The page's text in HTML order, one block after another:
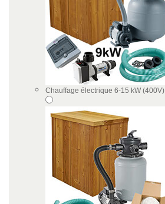
Chauffage électrique 6-15 kW (400V)